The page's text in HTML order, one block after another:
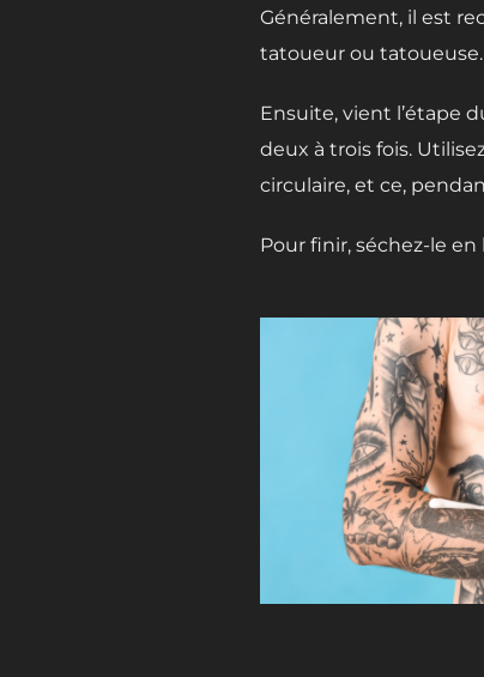
Généralement, il est
tatoueur ou tatoueuse.
Ensuite, vient l’étape
deux à trois fois.
circulaire, et ce,
Pour finir, séchez-le